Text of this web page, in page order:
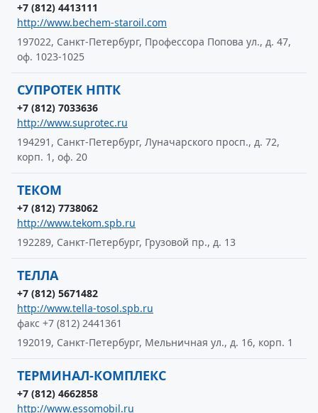
+7 (812) 4413111
http://www.bechem-staroil.com
197022, Санкт-Петербург, Профессора Попова ул., д. 47,
оф. 1023-1025
СУПРОТЕК НПТК
+7 (812) 7033636
http://www.suprotec.ru
194291, Санкт-Петербург, Луначарского просп., д. 72,
корп. 1, оф. 20
ТЕКОМ
+7 (812) 7738062
http://www.tekom.spb.ru
192289, Санкт-Петербург, Грузовой пр., д. 13
ТЕЛЛА
+7 (812) 5671482
http://www.tella-tosol.spb.ru
факс +7 (812) 2441361
192019, Санкт-Петербург, Мельничная ул., д. 16, корп. 1
ТЕРМИНАЛ-КОМПЛЕКС
+7 (812) 4662858
http://www.essomobil.ru